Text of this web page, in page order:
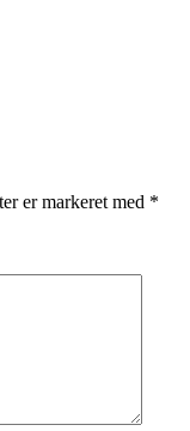
er markeret med *